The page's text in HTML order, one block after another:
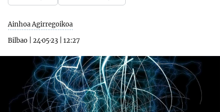
Ainhoa Agirregoikoa
Bilbao
24·05·23 12:27